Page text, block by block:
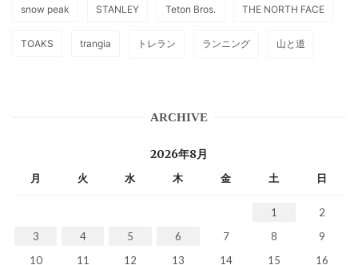
snow peak STANLEY Teton Bros. THE NORTH FACE
TOAKS trangia トレラン ランニング 山と道
ARCHIVE
2026年8月
月 火 水 木 金 土 日
1
2
3
4 5 6 7 8
9
10
11 12 13 14 15 16